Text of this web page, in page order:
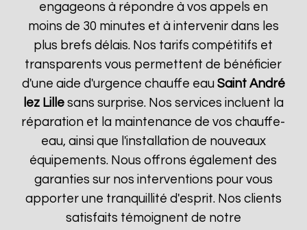
engageons à répondre à vos appels en
moins de 30 minutes et à intervenir dans les
plus brefs délais. Nos tarifs compétitifs et
transparents vous permettent de bénéficier
d'une aide d'urgence chauffe eau Saint André
lez Lillesans surprise. Nos services incluent la
réparation et la maintenance de vos chauffe-
eau, ainsi que l'installation de nouveaux
équipements. Nous offrons également des
garanties sur nos interventions pour vous
apporter une tranquillité d'esprit. Nos clients
satisfaits témoignent de notre